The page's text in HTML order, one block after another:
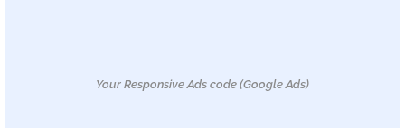
Your Responsive Ads code (Google Ads)